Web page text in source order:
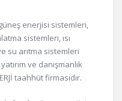
enerjisi sistemleri,
sistemleri, ısı
su arıtma sistemleri
ve danışmanlık
taahhüt firmasıdır.